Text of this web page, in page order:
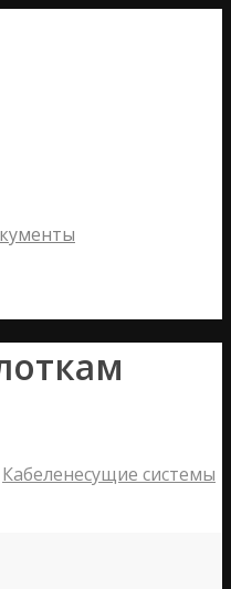
Кабеленесущие системы